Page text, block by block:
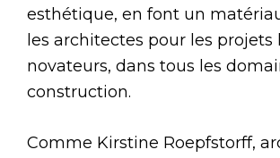
esthétique, en font un
les architectes pour les projets
novateurs, dans tous les
construction.
Comme Kirstine Roepfstorff,